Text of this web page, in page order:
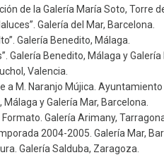
de la Galería María Soto, Torre
Galería del Mar, Barcelona.
Galería Benedito, Málaga.
Galería Benedito, Málaga y
Valencia.
a M. Naranjo Mújica.
y Galería Mar, Barcelona.
Galería Arimany,
2004-2005. Galería Mar,
Galería Salduba, Zaragoza.